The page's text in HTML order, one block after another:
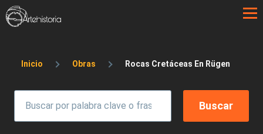
Pasar al contenido principal
Sobrescribir enlaces de ayuda a la
Inicio Obras Rocas Cretáceas En Rügen